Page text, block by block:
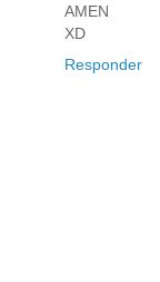
AMEN
XD
Responder